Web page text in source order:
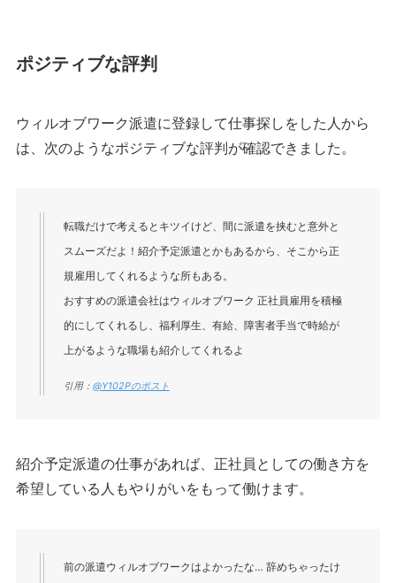
ポジティブな評判
ウィルオブワーク派遣に登録して仕事探しをした人から
は、次のようなポジティブな評判が確認できました。
転職だけで考えるとキツイけど、間に派遣を挟むと意外と
スムーズだよ！紹介予定派遣とかもあるから、そこから正
規雇用してくれるような所もある。
おすすめの派遣会社はウィルオブワーク 正社員雇用を積極
的にしてくれるし、福利厚生、有給、障害者手当で時給が
上がるような職場も紹介してくれるよ
引用： @Y102Pのポスト
紹介予定派遣の仕事があれば、正社員としての働き方を
希望している人もやりがいをもって働けます。
前の派遣ウィルオブワークはよかったな… 辞めちゃったけ